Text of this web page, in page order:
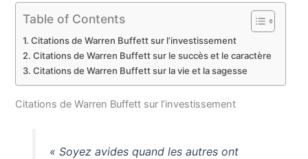
Table of Contents
Citations de Warren Buffett sur l’investissement
Citations de Warren Buffett sur le succès et le caractère
Citations de Warren Buffett sur la vie et la sagesse
Citations de Warren Buffett sur l’investissement
« Soyez avides quand les autres ont